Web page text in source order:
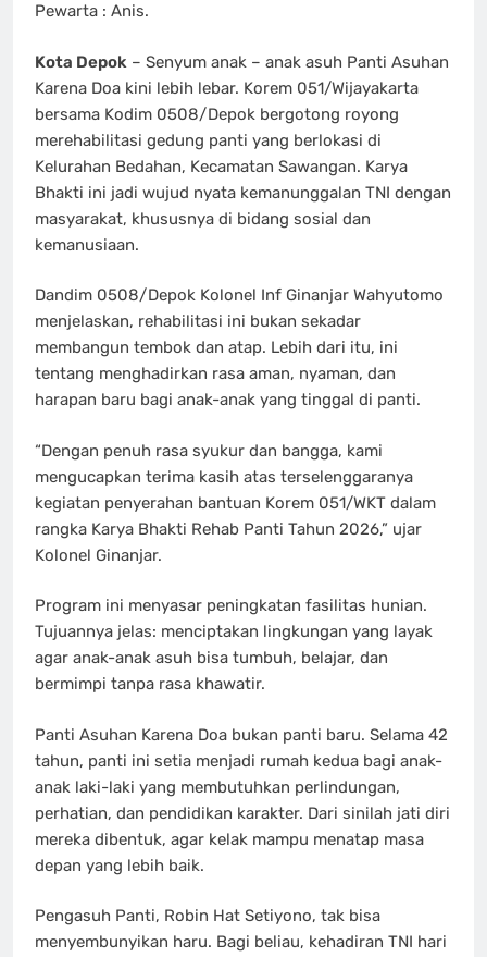
Pewarta : Anis.
Kota Depok – Senyum anak – anak asuh Panti Asuhan
Karena Doa kini lebih lebar. Korem 051/Wijayakarta
bersama Kodim 0508/Depok bergotong royong
merehabilitasi gedung panti yang berlokasi di
Kelurahan Bedahan, Kecamatan Sawangan. Karya
Bhakti ini jadi wujud nyata kemanunggalan TNI dengan
masyarakat, khususnya di bidang sosial dan
kemanusiaan.
Dandim 0508/Depok Kolonel Inf Ginanjar Wahyutomo
menjelaskan, rehabilitasi ini bukan sekadar
membangun tembok dan atap. Lebih dari itu, ini
tentang menghadirkan rasa aman, nyaman, dan
harapan baru bagi anak-anak yang tinggal di panti.
“Dengan penuh rasa syukur dan bangga, kami
mengucapkan terima kasih atas terselenggaranya
kegiatan penyerahan bantuan Korem 051/WKT dalam
rangka Karya Bhakti Rehab Panti Tahun 2026,” ujar
Kolonel Ginanjar.
Program ini menyasar peningkatan fasilitas hunian.
Tujuannya jelas: menciptakan lingkungan yang layak
agar anak-anak asuh bisa tumbuh, belajar, dan
bermimpi tanpa rasa khawatir.
Panti Asuhan Karena Doa bukan panti baru. Selama 42
tahun, panti ini setia menjadi rumah kedua bagi anak-
anak laki-laki yang membutuhkan perlindungan,
perhatian, dan pendidikan karakter. Dari sinilah jati diri
mereka dibentuk, agar kelak mampu menatap masa
depan yang lebih baik.
Pengasuh Panti, Robin Hat Setiyono, tak bisa
menyembunyikan haru. Bagi beliau, kehadiran TNI hari